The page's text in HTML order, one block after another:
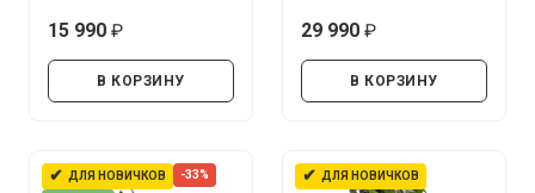
15 990
В КОРЗИНУ
29 990
В КОРЗИНУ
✔ ДЛЯ НОВИЧКОВ
-33%
✔ ДЛЯ НОВИЧКОВ